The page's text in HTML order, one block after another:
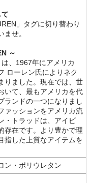
」タグに切り替わり
せ。
～
は、1967年にアメリカ
ローレン氏によりネク
りました。現在では、世
いて、最もアメリカを代
ランドの一つになりまし
ァッションをアメリカ流
・トラッドは、アイビ
存在です。より豊かで理
指した上質なアイテムを
ン・ポリウレタン